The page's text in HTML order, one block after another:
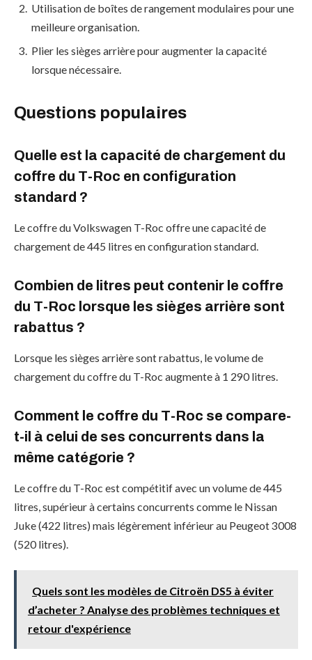
Utilisation de boîtes de rangement modulaires pour une
meilleure organisation.
Plier les sièges arrière pour augmenter la capacité
lorsque nécessaire.
Questions populaires
Quelle est la capacité de chargement du
coffre du T-Roc en configuration
standard ?
Le coffre du Volkswagen T-Roc offre une capacité de
chargement de 445 litres en configuration standard.
Combien de litres peut contenir le coffre
du T-Roc lorsque les sièges arrière sont
rabattus ?
Lorsque les sièges arrière sont rabattus, le volume de
chargement du coffre du T-Roc augmente à 1 290 litres.
Comment le coffre du T-Roc se compare-
t-il à celui de ses concurrents dans la
même catégorie ?
Le coffre du T-Roc est compétitif avec un volume de 445
litres, supérieur à certains concurrents comme le Nissan
Juke (422 litres) mais légèrement inférieur au Peugeot 3008
(520 litres).
Quels sont les modèles de Citroën DS5 à éviter
d’acheter ? Analyse des problèmes techniques et
retour d'expérience